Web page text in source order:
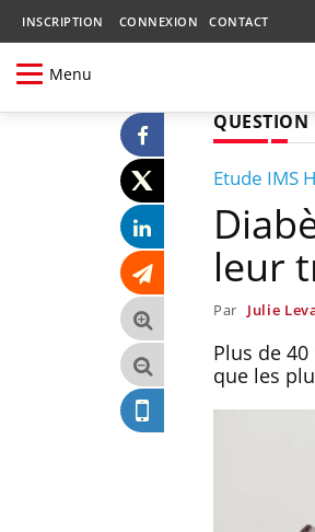
INSCRIPTION CONNEXION CONTACT
Menu
QUESTION
Etude IMS
leur
Par Julie
Plus de
que les